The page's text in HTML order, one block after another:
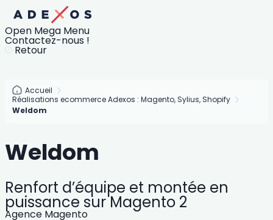
Open Mega Menu
Contactez-nous !
Retour
Accueil
Réalisations ecommerce Adexos : Magento, Sylius, Shopify
Weldom
Weldom
Renfort d’équipe et montée en
puissance sur Magento 2
Agence Magento